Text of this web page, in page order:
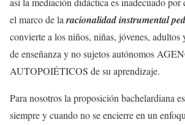
el marco de laracionalidad instrumental
convierte a los niños, niñas, jóvenes, adultos
de enseñanza y no sujetos autónomos
AUTOPOIÉTICOS de su aprendizaje.
Para nosotros la proposición bachelardiana
siempre y cuando no se encierre en un